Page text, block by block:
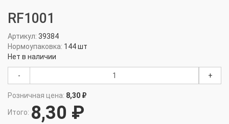
RF1001
Артикул: 39384
Нормоупаковка: 144 шт
Нет в наличии
- +
Розничная цена: 8,30 ₽
Итого: 8,30 ₽